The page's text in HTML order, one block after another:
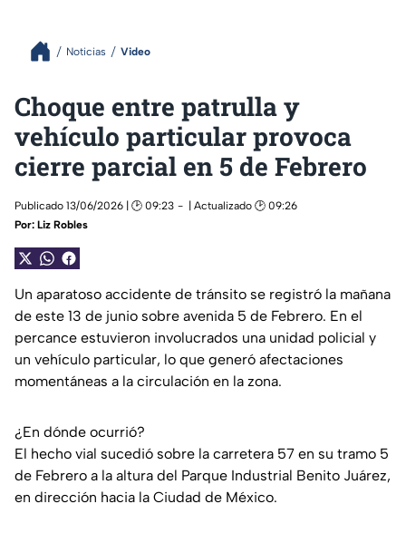
Noticias Video
Choque entre patrulla y
vehículo particular provoca
cierre parcial en 5 de Febrero
Publicado 13/06/2026 | 🕑 09:23
| Actualizado 🕑 09:26
Por: Liz Robles
Un aparatoso accidente de tránsito se registró la mañana
de este 13 de junio sobre avenida 5 de Febrero. En el
percance estuvieron involucrados una unidad policial y
un vehículo particular, lo que generó afectaciones
momentáneas a la circulación en la zona.
¿En dónde ocurrió?
El hecho vial sucedió sobre la carretera 57 en su tramo 5
de Febrero a la altura del Parque Industrial Benito Juárez,
en dirección hacia la Ciudad de México.